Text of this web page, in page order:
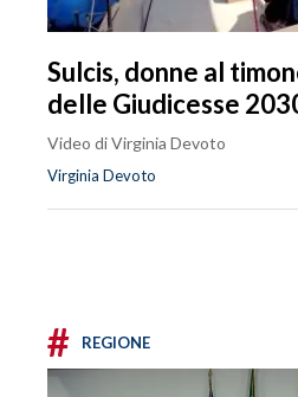
Sulcis, donne al
delle Giudicesse
Video di Virginia Devoto
Virginia Devoto
# REGIONE